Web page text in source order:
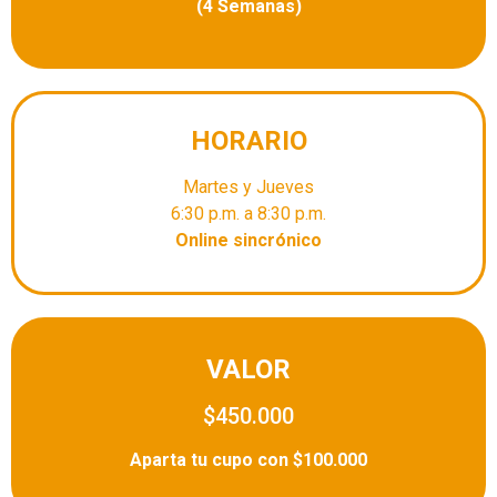
(4 Semanas)
HORARIO
Martes y Jueves
6:30 p.m. a 8:30 p.m.
Online sincrónico
VALOR
$450.000
Aparta tu cupo con $100.000